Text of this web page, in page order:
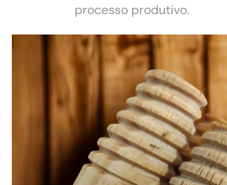
processo produtivo.